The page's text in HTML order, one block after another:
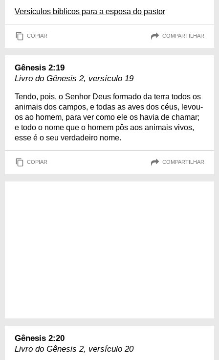
Versículos bíblicos para a esposa do pastor
COPIAR COMPARTILHAR
Gênesis 2:19
Livro do Gênesis 2, versículo 19
Tendo, pois, o Senhor Deus formado da terra todos os
animais dos campos, e todas as aves dos céus, levou-
os ao homem, para ver como ele os havia de chamar;
e todo o nome que o homem pôs aos animais vivos,
esse é o seu verdadeiro nome.
COPIAR COMPARTILHAR
Gênesis 2:20
Livro do Gênesis 2, versículo 20